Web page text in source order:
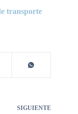
transporte
SIGUIENTE